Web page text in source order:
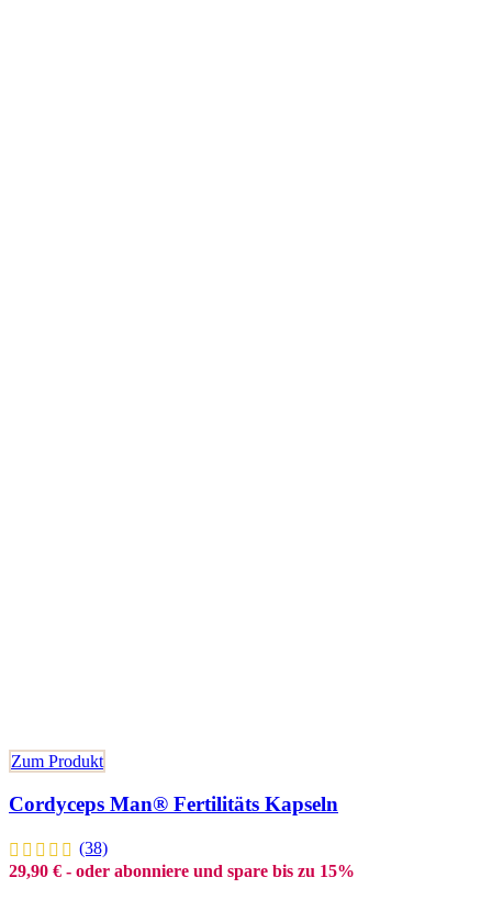
Zum Produkt
Cordyceps Man® Fertilitäts Kapseln
(38)
29,90 € - oder abonniere und spare bis zu 15%